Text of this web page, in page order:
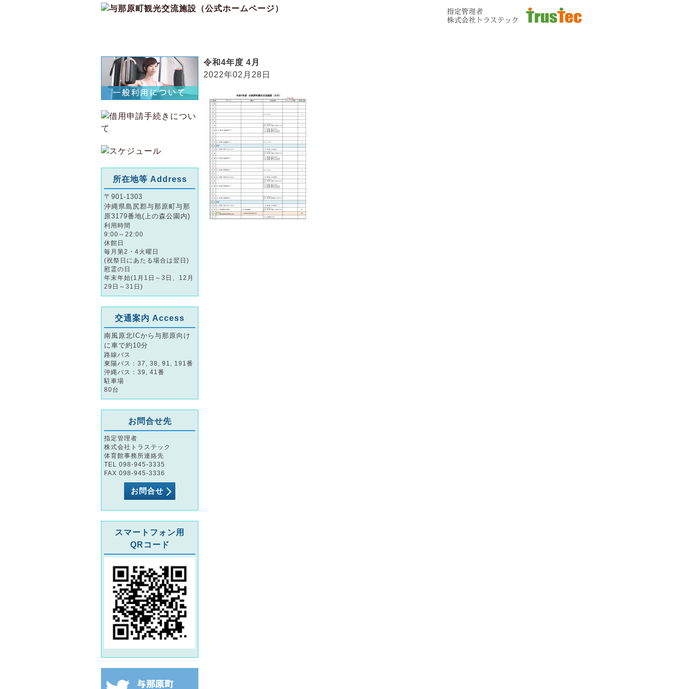
令和4年度 4月
2022年02月28日
所在地等 Address
〒901-1303
沖縄県島尻郡与那原町与那
原3179番地(上の森公園内)
利用時間
9:00～22:00
休館日
毎月第2・4火曜日
(祝祭日にあたる場合は翌日)
慰霊の日
年末年始(1月1日～3日、12月
29日～31日)
交通案内 Access
南風原北ICから与那原向け
に車で約10分
路線バス
東陽バス：37, 38, 91, 191番
沖縄バス：39, 41番
駐車場
80台
お問合せ先
指定管理者
株式会社トラステック
体育館事務所連絡先
TEL 098-945-3335
FAX 098-945-3336
お問合せ
スマートフォン用
QRコード